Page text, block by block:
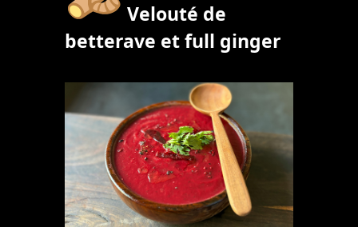
Velouté de
betterave et full ginger